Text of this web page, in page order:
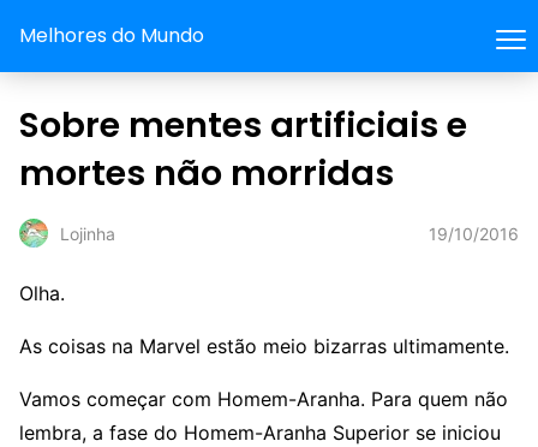
Melhores do Mundo
Sobre mentes artificiais e
mortes não morridas
Lojinha 19/10/2016
Olha.
As coisas na Marvel estão meio bizarras ultimamente.
Vamos começar com Homem-Aranha. Para quem não
lembra, a fase do Homem-Aranha Superior se iniciou